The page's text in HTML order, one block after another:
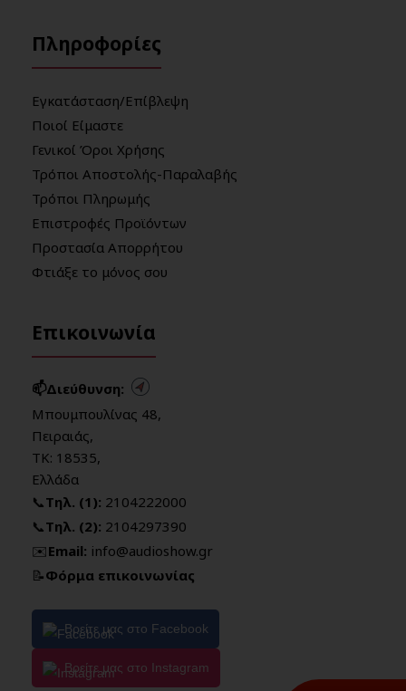
Πληροφορίες
Εγκατάσταση/Επίβλεψη
Ποιοί Είμαστε
Γενικοί Όροι Χρήσης
Τρόποι Αποστολής-Παραλαβής
Τρόποι Πληρωμής
Επιστροφές Προϊόντων
Προστασία Απορρήτου
Φτιάξε το μόνος σου
Επικοινωνία
📫Διεύθυνση:
Μπουμπουλίνας 48,
Πειραιάς,
ΤΚ: 18535,
Ελλάδα
📞Τηλ. (1): 2104222000
📞Τηλ. (2): 2104297390
✉️Email: info@audioshow.gr
📝Φόρμα επικοινωνίας
Βρείτε μας στο Facebook
Βρείτε μας στο Instagram